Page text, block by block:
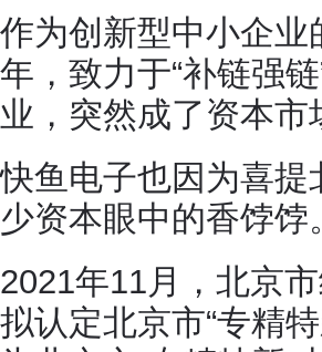
作为创新型中小企
年，致力于“补链强
业，突然成了资本市
快鱼电子也因为喜提
少资本眼中的香饽饽
2021年11月，北京
拟认定北京市“专精